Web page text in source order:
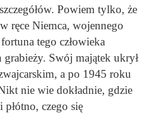
Powiem tylko, że
ręce Niemca, wojennego
tego człowieka
Swój majątek ukrył
a po 1945 roku
nie wie dokładnie, gdzie
płótno, czego się